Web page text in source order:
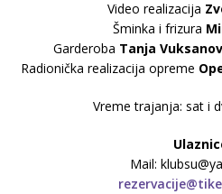
Video realizacija
Šminka i frizura
Garderoba Tanja
Radionička realizacija opreme
Vreme trajanja: sat i
Mail: